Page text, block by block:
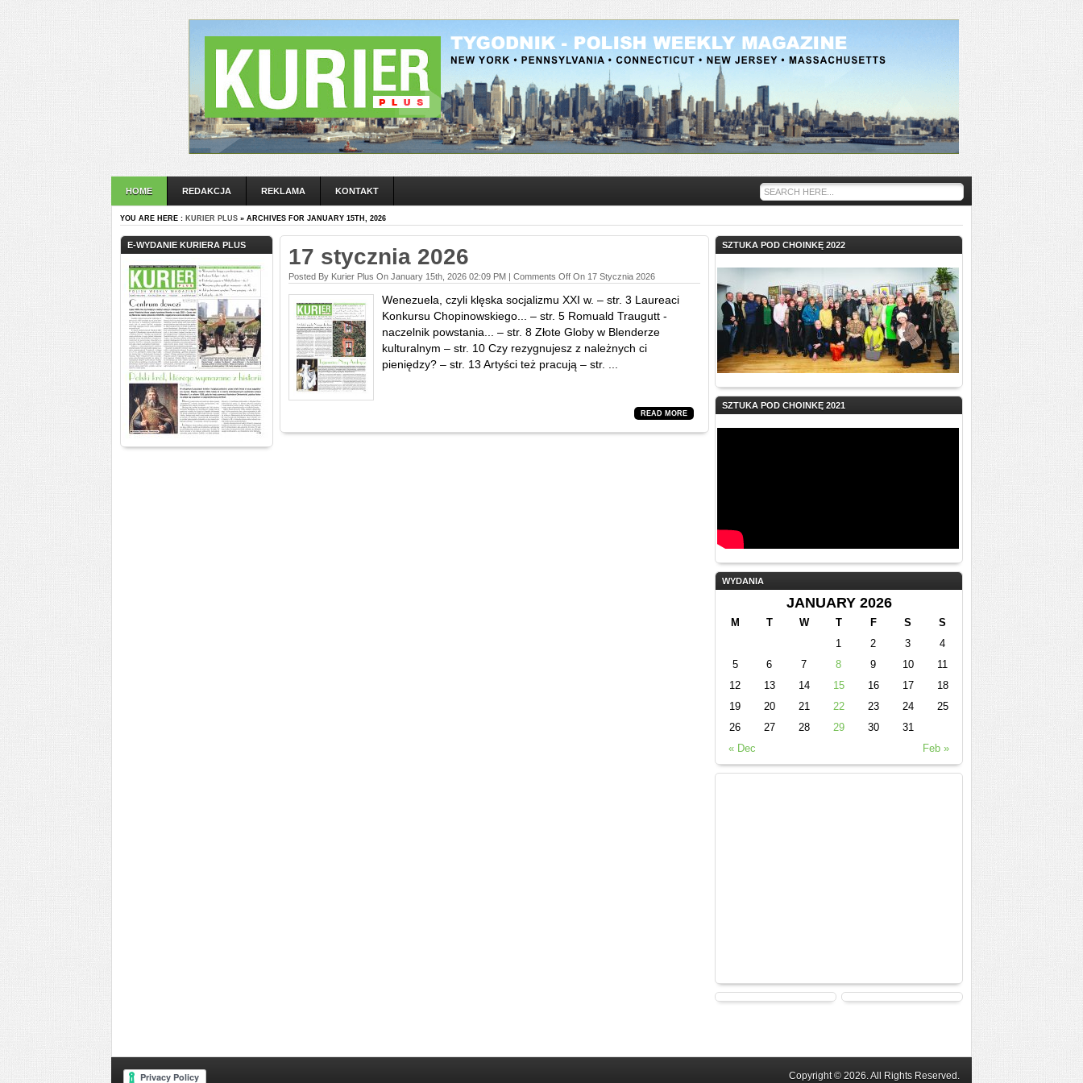
HOME REDAKCJA REKLAMA KONTAKT
YOU ARE HERE : KURIER PLUS » ARCHIVES FOR JANUARY 15TH, 2026
E-WYDANIE KURIERA PLUS 17 stycznia 2026
Posted By Kurier Plus On January 15th, 2026 02:09 PM | Comments Off On 17 Stycznia 2026
Wenezuela, czyli klęska socjalizmu XXI w. – str. 3 Laureaci
Konkursu Chopinowskiego... – str. 5 Romuald Traugutt -
naczelnik powstania... – str. 8 Złote Globy w Blenderze
kulturalnym – str. 10 Czy rezygnujesz z należnych ci
pieniędzy? – str. 13 Artyści też pracują – str. ...
READ MORE
SZTUKA POD CHOINKĘ 2022
SZTUKA POD CHOINKĘ 2021
WYDANIA
JANUARY 2026
M T W T F S S
« Dec Feb »
1 2 3
4
5
6 7 8 9 10
11
12
13 14 15 16 17
18
19
20 21 22 23 24
25
26
27 28 29 30 31
Copyright © 2026. All Rights Reserved.